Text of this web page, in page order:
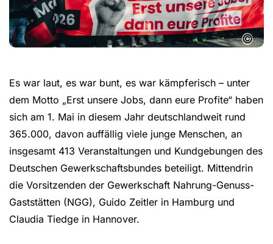
©
Es war laut, es war bunt, es war kämpferisch – unter
dem Motto „Erst unsere Jobs, dann eure Profite“ haben
sich am 1. Mai in diesem Jahr deutschlandweit rund
365.000, davon auffällig viele junge Menschen, an
insgesamt 413 Veranstaltungen und Kundgebungen des
Deutschen Gewerkschaftsbundes beteiligt. Mittendrin
die Vorsitzenden der Gewerkschaft Nahrung-Genuss-
Gaststätten (NGG), Guido Zeitler in Hamburg und
Claudia Tiedge in Hannover.